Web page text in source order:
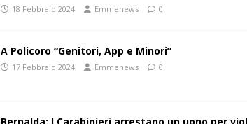
18 Febbraio 2024 Emmenews 0
A Policoro “Genitori, App e Minori”
17 Febbraio 2024 Emmenews 0